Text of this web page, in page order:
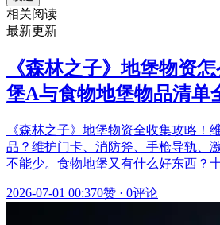
相关阅读
最新更新
《森林之子》地堡物资
堡A与食物地堡物品清单
《森林之子》地堡物资全收集攻略！
品？维护门卡、消防斧、手枪导轨、
不能少。食物地堡又有什么好东西？
2026-07-01 00:370赞 · 0评论